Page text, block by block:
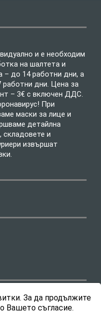
За да продължите
Вашето съгласие.
и е необходим
на шалтета и
– до 14 работни дни, а
работни дни. Цена за
– 3€ с включен ДДС.
При
маски за лице и
детайлна
складовете и
извършат
42 42